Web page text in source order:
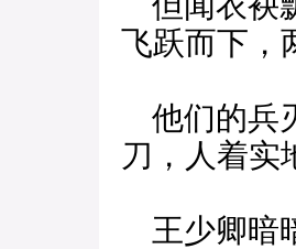
飞跃而下，
他们的兵
刀，人着实
王少卿暗